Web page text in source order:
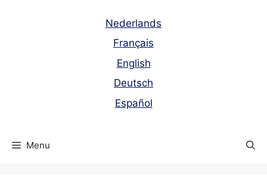
Nederlands
Français
English
Deutsch
Español
Menu